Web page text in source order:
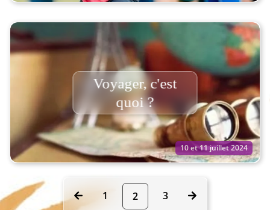
10 et 11 juillet 2024
Voyager, c'est
quoi ?
1 2 3